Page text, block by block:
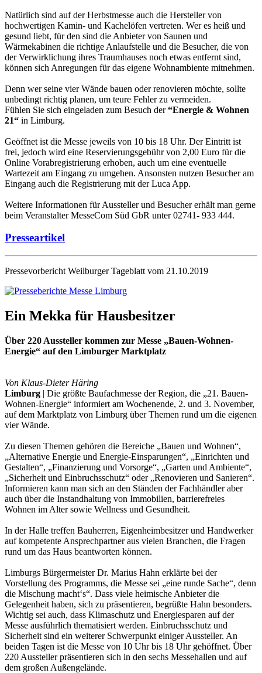
Natürlich sind auf der Herbstmesse auch die Hersteller von
hochwertigen Kamin- und Kachelöfen vertreten. Wer es heiß und
gesund liebt, für den sind die Anbieter von Saunen und
Wärmekabinen die richtige Anlaufstelle und die Besucher, die von
der Verwirklichung ihres Traumhauses noch etwas entfernt sind,
können sich Anregungen für das eigene Wohnambiente mitnehmen.
Denn wer seine vier Wände bauen oder renovieren möchte, sollte
unbedingt richtig planen, um teure Fehler zu vermeiden.
Fühlen Sie sich eingeladen zum Besuch der“Energie & Wohnen
21“ in Limburg.
Geöffnet ist die Messe jeweils von 10 bis 18 Uhr. Der Eintritt ist
frei, jedoch wird eine Reservierungsgebühr von 2,00 Euro für die
Online Vorabregistrierung erhoben, auch um eine eventuelle
Wartezeit am Eingang zu umgehen. Ansonsten nutzen Besucher am
Eingang auch die Registrierung mit der Luca App.
Weitere Informationen für Aussteller und Besucher erhält man gerne
beim Veranstalter MesseCom Süd GbR unter 02741- 933 444.
Presseartikel
Pressevorbericht Weilburger Tageblatt vom 21.10.2019
Ein Mekka für Hausbesitzer
Über 220 Aussteller kommen zur Messe „Bauen-Wohnen-
Energie“ auf den Limburger Marktplatz
Von Klaus-Dieter Häring
Limburg | Die größte Baufachmesse der Region, die „21. Bauen-
Wohnen-Energie“ informiert am Wochenende, 2. und 3. November,
auf dem Marktplatz von Limburg über Themen rund um die eigenen
vier Wände.
Zu diesen Themen gehören die Bereiche „Bauen und Wohnen“,
„Alternative Energie und Energie-Einsparungen“, „Einrichten und
Gestalten“, „Finanzierung und Vorsorge“, „Garten und Ambiente“,
„Sicherheit und Einbruchsschutz“ oder „Renovieren und Sanieren“.
Informieren kann man sich an den Ständen der Fachhändler aber
auch über die Instandhaltung von Immobilien, barrierefreies
Wohnen im Alter sowie Wellness und Gesundheit.
In der Halle treffen Bauherren, Eigenheimbesitzer und Handwerker
auf kompetente Ansprechpartner aus vielen Branchen, die Fragen
rund um das Haus beantworten können.
Limburgs Bürgermeister Dr. Marius Hahn erklärte bei der
Vorstellung des Programms, die Messe sei „eine runde Sache“, denn
die Mischung macht‘s“. Dass viele heimische Anbieter die
Gelegenheit haben, sich zu präsentieren, begrüßte Hahn besonders.
Wichtig sei auch, dass Klimaschutz und Energiesparen auf der
Messe ausführlich thematisiert werden. Einbruchsschutz und
Sicherheit sind ein weiterer Schwerpunkt einiger Aussteller. An
beiden Tagen ist die Messe von 10 Uhr bis 18 Uhr gehöffnet. Über
220 Aussteller präsentieren sich in den sechs Messehallen und auf
dem großen Außengelände.